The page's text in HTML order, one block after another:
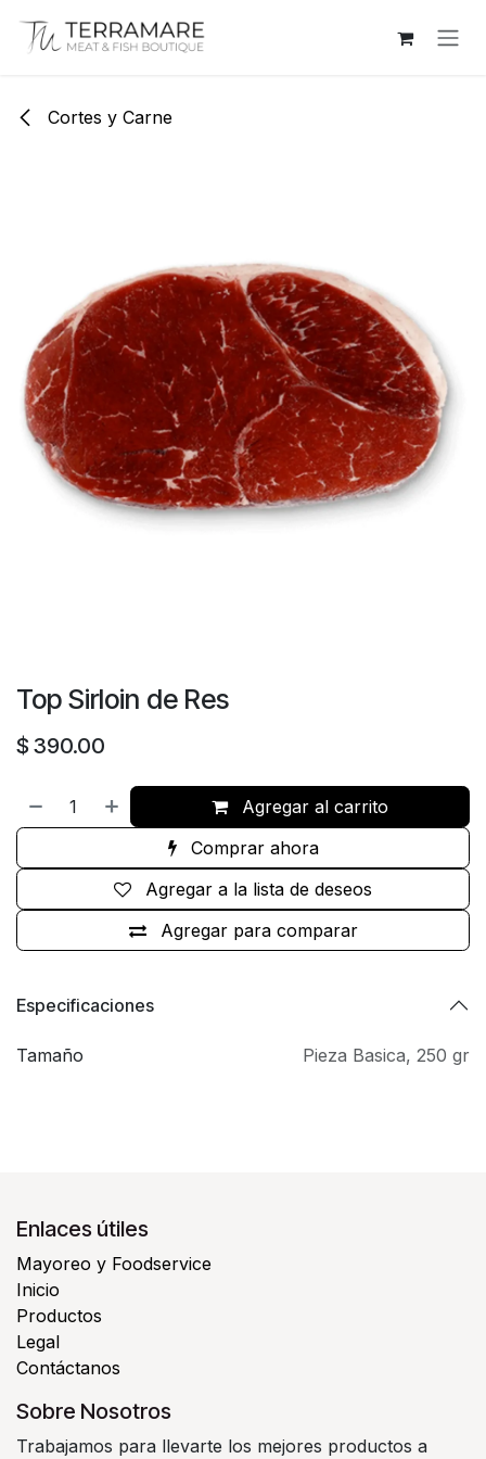
Cortes y Carne
Top Sirloin de Res
$ 390.00
Agregar al carrito
Comprar ahora
Agregar para comparar
Agregar a la lista de deseos
Especificaciones
Tamaño Pieza Basica, 250 gr
Enlaces útiles
Mayoreo y Foodservice
Inicio
Productos
Legal
Contáctanos
Sobre Nosotros
Trabajamos para llevarte los mejores productos a